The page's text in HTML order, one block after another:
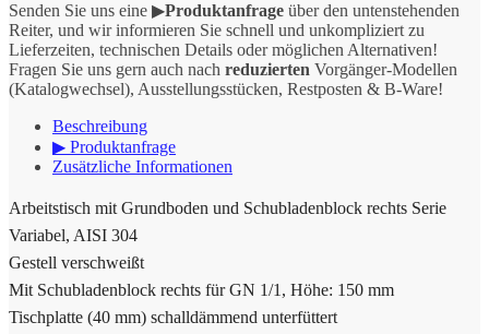
Senden Sie uns eine ▶Produktanfrage über den untenstehenden
Reiter, und wir informieren Sie schnell und unkompliziert zu
Lieferzeiten, technischen Details oder möglichen Alternativen!
Fragen Sie uns gern auch nach reduzierten Vorgänger-Modellen
(Katalogwechsel), Ausstellungsstücken, Restposten & B-Ware!
Beschreibung
▶ Produktanfrage
Zusätzliche Informationen
Arbeitstisch mit Grundboden und Schubladenblock rechts Serie
Variabel, AISI 304
Gestell verschweißt
Mit Schubladenblock rechts für GN 1/1, Höhe: 150 mm
Tischplatte (40 mm) schalldämmend unterfüttert